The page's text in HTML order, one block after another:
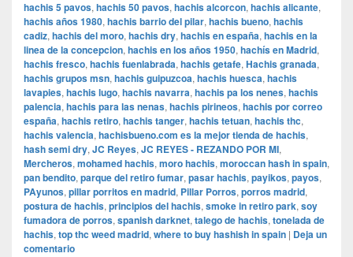
hachis 5 pavos, hachis 50 pavos, hachis alcorcon, hachis alicante,
hachis años 1980, hachis barrio del pilar, hachis bueno, hachis
cadiz, hachis del moro, hachis dry, hachis en españa, hachis en la
linea de la concepcion, hachis en los años 1950, hachís en Madrid,
hachis fresco, hachis fuenlabrada, hachis getafe, Hachis granada,
hachis grupos msn, hachis guipuzcoa, hachis huesca, hachis
lavapies, hachis lugo, hachis navarra, hachis pa los nenes, hachis
palencia, hachis para las nenas, hachis pirineos, hachis por correo
españa, hachis retiro, hachis tanger, hachis tetuan, hachis thc,
hachis valencia, hachisbueno.com es la mejor tienda de hachis,
hash semi dry, JC Reyes, JC REYES - REZANDO POR MI,
Mercheros, mohamed hachis, moro hachis, moroccan hash in spain,
pan bendito, parque del retiro fumar, pasar hachis, payikos, payos,
PAyunos, pillar porritos en madrid, Pillar Porros, porros madrid,
postura de hachis, principios del hachis, smoke in retiro park, soy
fumadora de porros, spanish darknet, talego de hachis, tonelada de
hachis, top thc weed madrid, where to buy hashish in spain | Deja un
comentario